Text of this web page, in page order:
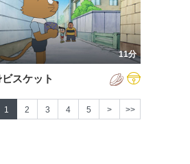
11分
スケット
1 2 3 4 5 > >>